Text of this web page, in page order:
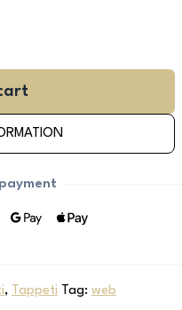
, Tappeti Tag: web